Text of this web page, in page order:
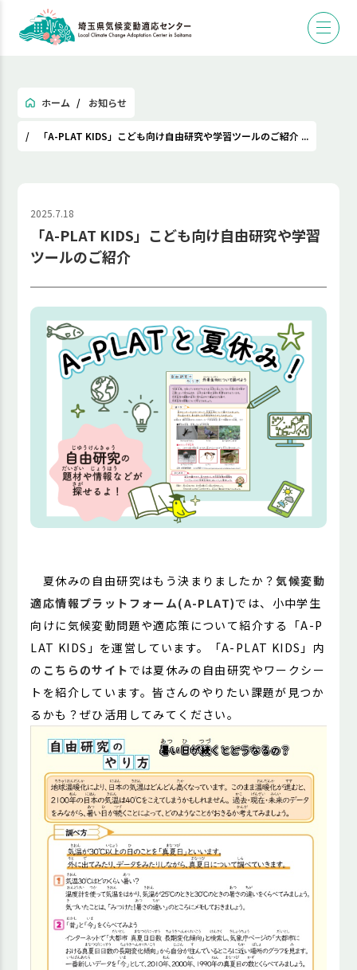
ホーム お知らせ
「A-PLAT KIDS」こども向け自由研究や学習ツールのご紹介 ...
2025.7.18
「A-PLAT KIDS」こども向け自由研究や学習
ツールのご紹介
夏休みの自由研究はもう決まりましたか？気候変動
適応情報プラットフォーム(A-PLAT)では、小中学生
向けに気候変動問題や適応策について紹介する「A-P
LAT KIDS」を運営しています。「A-PLAT KIDS」内
の こちらのサイト では夏休みの自由研究やワークシー
トを紹介しています。皆さんのやりたい課題が見つか
るかも？ぜひ活用してみてください。